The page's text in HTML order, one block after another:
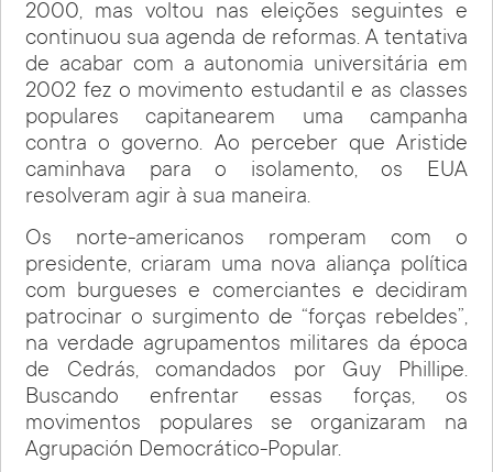
2000, mas voltou nas eleições seguintes e
continuou sua agenda de reformas. A tentativa
de acabar com a autonomia universitária em
2002 fez o movimento estudantil e as classes
populares capitanearem uma campanha
contra o governo. Ao perceber que Aristide
caminhava para o isolamento, os EUA
resolveram agir à sua maneira.
Os norte-americanos romperam com o
presidente, criaram uma nova aliança política
com burgueses e comerciantes e decidiram
patrocinar o surgimento de “forças rebeldes”,
na verdade agrupamentos militares da época
de Cedrás, comandados por Guy Phillipe.
Buscando enfrentar essas forças, os
movimentos populares se organizaram na
Agrupación Democrático-Popular.